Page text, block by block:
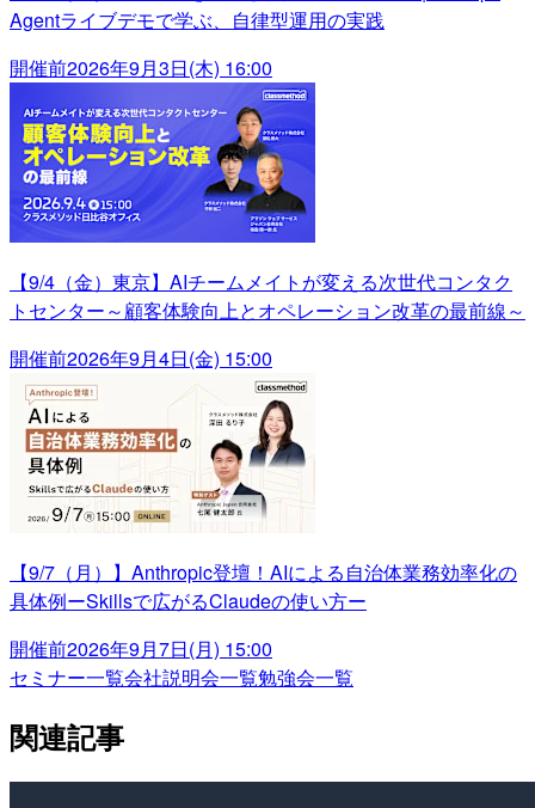
Agentライブデモで学ぶ、自律型運用の実践
開催前2026年9月3日(木) 16:00
【9/4（金）東京】AIチームメイトが変える次世代コンタク
トセンター～顧客体験向上とオペレーション改革の最前線～
開催前2026年9月4日(金) 15:00
【9/7（月）】Anthropic登壇！AIによる自治体業務効率化の
具体例ーSkillsで広がるClaudeの使い方ー
開催前2026年9月7日(月) 15:00
セミナー一覧会社説明会一覧勉強会一覧
関連記事